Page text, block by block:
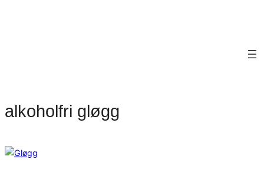
alkoholfri gløgg